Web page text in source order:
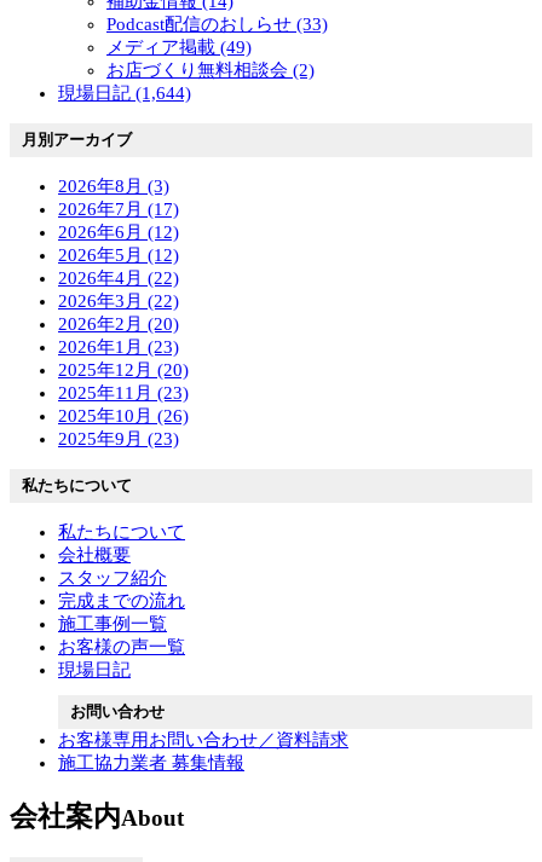
Podcast配信のおしらせ (33)
メディア掲載 (49)
お店づくり無料相談会 (2)
現場日記 (1,644)
月別アーカイブ
2026年8月 (3)
2026年7月 (17)
2026年6月 (12)
2026年5月 (12)
2026年4月 (22)
2026年3月 (22)
2026年2月 (20)
2026年1月 (23)
2025年12月 (20)
2025年11月 (23)
2025年10月 (26)
2025年9月 (23)
私たちについて
私たちについて
会社概要
スタッフ紹介
完成までの流れ
施工事例一覧
お客様の声一覧
現場日記
お問い合わせ
お客様専用お問い合わせ／資料請求
施工協力業者 募集情報
会社案内About